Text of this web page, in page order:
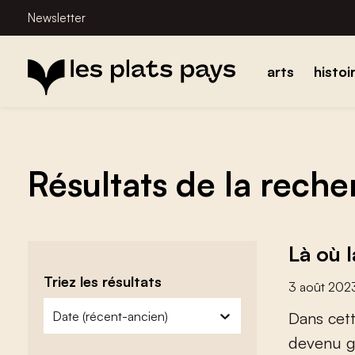
Newsletter
arts
Résultats de la
Triez les résultats
zoeken - sorteer
trier le contenu
Là où
3 août
Dans cett
devenu g